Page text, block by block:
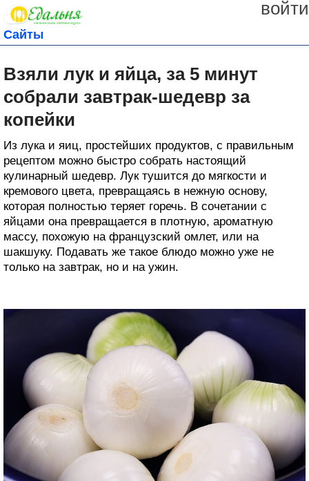
войти
Сайты
Взяли лук и яйца, за 5 минут
собрали завтрак-шедевр за
копейки
Из лука и яиц, простейших продуктов, с правильным
рецептом можно быстро собрать настоящий
кулинарный шедевр. Лук тушится до мягкости и
кремового цвета, превращаясь в нежную основу,
которая полностью теряет горечь. В сочетании с
яйцами она превращается в плотную, ароматную
массу, похожую на французский омлет, или на
шакшуку. Подавать же такое блюдо можно уже не
только на завтрак, но и на ужин.